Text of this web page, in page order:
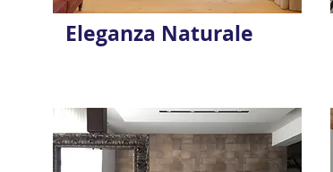
Eleganza Naturale